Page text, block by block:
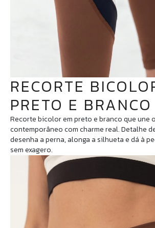
RECORTE
PRETO E BRANCO
Recorte bicolor em preto e branco que une
contemporâneo com charme real. Detalhe
desenha a perna, alonga a silhueta e dá à
sem exagero.